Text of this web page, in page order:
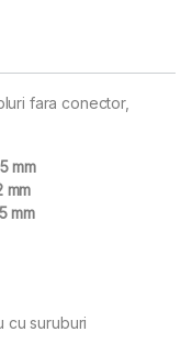
fara conector,
mm
mm
mm
cu suruburi